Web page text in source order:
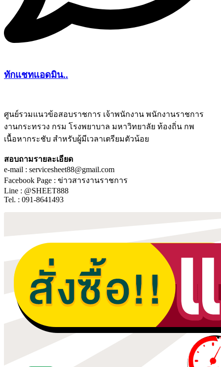
ทักแชทแอดมิน..
ศูนย์รวมแนวข้อสอบราชการ เจ้าพนักงาน พนักงานราชการ
งานกระทรวง กรม โรงพยาบาล มหาวิทยาลัย ท้องถิ่น กพ
เนื้อหากระชับ สำหรับผู้มีเวลาเตรียมตัวน้อย
สอบถามรายละเอียด
e-mail : servicesheet88@gmail.com
Facebook Page : ข่าวสารงานราชการ
Line : @SHEET888
Tel. : 091-8641493